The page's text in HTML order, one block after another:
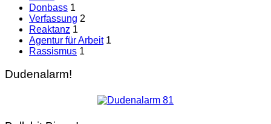
Donbass 1
Verfassung 2
Reaktanz 1
Agentur für Arbeit 1
Rassismus 1
Dudenalarm!